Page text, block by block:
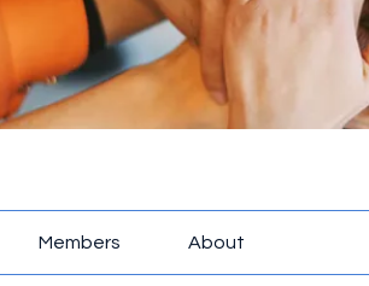
Members About